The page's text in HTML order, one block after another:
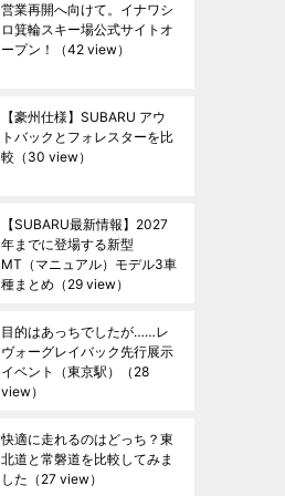
営業再開へ向けて。イナワシ
ロ箕輪スキー場公式サイトオ
ープン！
（42 view）
【豪州仕様】SUBARU アウ
トバックとフォレスターを比
較 （30 view）
【SUBARU最新情報】2027
年までに登場する新型
MT（マニュアル）モデル3車
種まとめ （29 view）
目的はあっちでしたが……レ
ヴォーグレイバック先行展示
イベント（東京駅）
（28
view）
快適に走れるのはどっち？東
北道と常磐道を比較してみま
した （27 view）